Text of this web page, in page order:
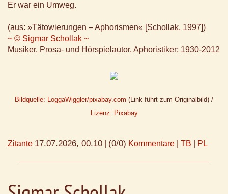
Er war ein Umweg.
(aus: »Tätowierungen – Aphorismen« [Schollak, 1997])
~ © Sigmar Schollak ~
Musiker, Prosa- und Hörspielautor, Aphoristiker; 1930-2012
Bildquelle: LoggaWiggler/pixabay.com (Link führt zum Originalbild) /
Lizenz: Pixabay
Zitante 17.07.2026, 00.10 (0/0) Kommentare TB PL